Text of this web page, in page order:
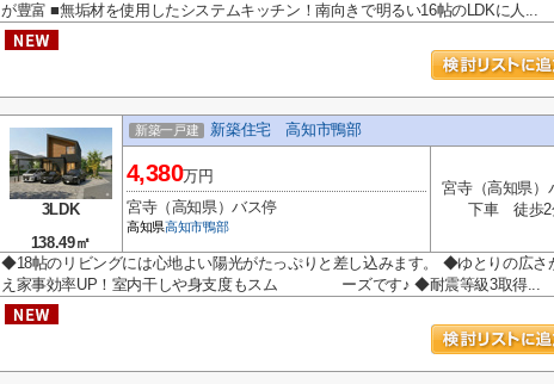
が豊富 ■無垢材を使用したシステムキッチン！南向きで明るい16帖のLDKに人...
3LDK
138.49㎡
新築一戸建 新築住宅 高知市鴨部
4,380万円
宮寺（高知県）バス停
高知県高知市鴨部
宮寺（高知県）
下車 徒歩2
◆18帖のリビングには心地よい陽光がたっぷりと差し込みます。 ◆ゆとりの広さ
え家事効率UP！室内干しや身支度もスム ーズです♪ ◆耐震等級3取得...